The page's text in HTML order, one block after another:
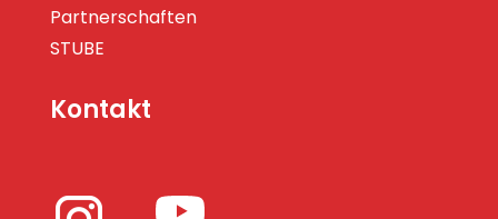
Partnerschaften
STUBE
Kontakt